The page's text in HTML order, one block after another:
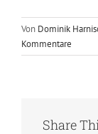
Von Dominik
Kommentare
Share